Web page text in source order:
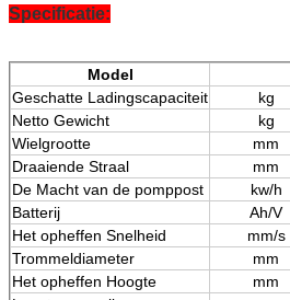
Specificatie:
Model
Geschatte Ladingscapaciteit
kg
Netto Gewicht
kg
Wielgrootte
mm
Draaiende Straal
mm
De Macht van de pomppost
kw/h
Batterij
Ah/V
Het opheffen Snelheid
mm/s
Trommeldiameter
mm
Het opheffen Hoogte
mm